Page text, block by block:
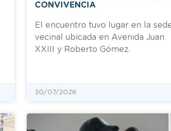
CONVIVENCIA
El encuentro tuvo lugar en la
vecinal ubicada en Avenida Juan
XXIII y Roberto Gómez.
30/07/2026